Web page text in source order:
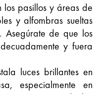
los pasillos y áreas de
y alfombras sueltas
Asegúrate de que los
y fuera
luces brillantes en
especialmente en